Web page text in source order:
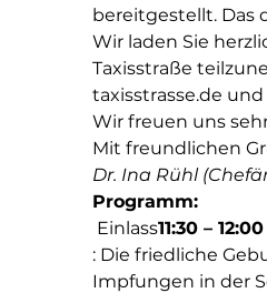
bereitgestellt. Das
Wir laden Sie
Taxisstraße
taxisstrasse.de und
Wir freuen uns
Mit freundlichen
Dr. Ina Rühl
Programm:
Einlass11:30 – 12:00
: Die friedliche
Impfungen in der